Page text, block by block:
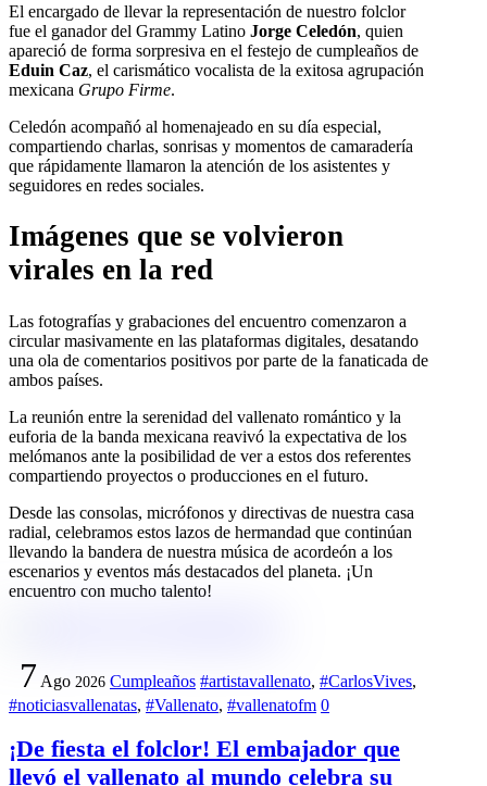
El encargado de llevar la representación de nuestro folclor
fue el ganador del Grammy Latino Jorge Celedón, quien
apareció de forma sorpresiva en el festejo de cumpleaños de
Eduin Caz, el carismático vocalista de la exitosa agrupación
mexicana Grupo Firme.
Celedón acompañó al homenajeado en su día especial,
compartiendo charlas, sonrisas y momentos de camaradería
que rápidamente llamaron la atención de los asistentes y
seguidores en redes sociales.
Imágenes que se volvieron
virales en la red
Las fotografías y grabaciones del encuentro comenzaron a
circular masivamente en las plataformas digitales, desatando
una ola de comentarios positivos por parte de la fanaticada de
ambos países.
La reunión entre la serenidad del vallenato romántico y la
euforia de la banda mexicana reavivó la expectativa de los
melómanos ante la posibilidad de ver a estos dos referentes
compartiendo proyectos o producciones en el futuro.
Desde las consolas, micrófonos y directivas de nuestra casa
radial, celebramos estos lazos de hermandad que continúan
llevando la bandera de nuestra música de acordeón a los
escenarios y eventos más destacados del planeta. ¡Un
encuentro con mucho talento!
7 Ago 2026 Cumpleaños #artistavallenato, #CarlosVives,
#noticiasvallenatas, #Vallenato, #vallenatofm 0
¡De fiesta el folclor! El embajador que
llevó el vallenato al mundo celebra su